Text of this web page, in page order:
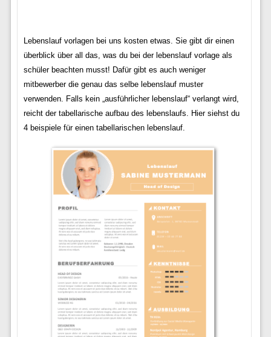
Lebenslauf vorlagen bei uns kosten etwas. Sie gibt dir einen
überblick über all das, was du bei der lebenslauf vorlage als
schüler beachten musst! Dafür gibt es auch weniger
mitbewerber die genau das selbe lebenslauf muster
verwenden. Falls kein „ausführlicher lebenslauf“ verlangt wird,
reicht der tabellarische aufbau des lebenslaufs. Hier siehst du
4 beispiele für einen tabellarischen lebenslauf.